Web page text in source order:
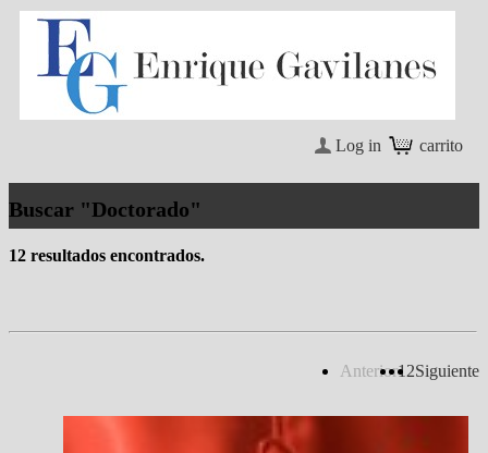
carrito
Log in
Buscar "Doctorado"
12 resultados encontrados.
Anterior1 2Siguiente